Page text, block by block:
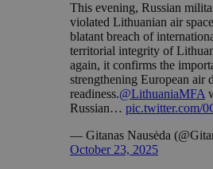
This evening, Russian
violated Lithuanian air
blatant breach of
territorial integrity of
again, it confirms the
strengthening European air
readiness.@LithuaniaMFA
Russian… pic.twitter.com/
— Gitanas Nausėda
October 23, 2025